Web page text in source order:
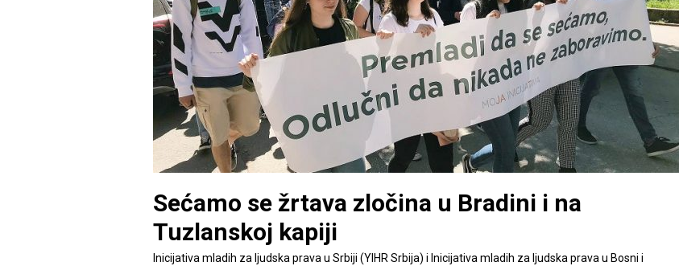
Sećamo se žrtava zločina u Bradini i na
Tuzlanskoj kapiji
Inicijativa mladih za ljudska prava u Srbiji (YIHR Srbija) i Inicijativa mladih za ljudska prava u Bosni i